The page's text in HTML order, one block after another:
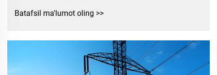
Batafsil ma'lumot oling >>